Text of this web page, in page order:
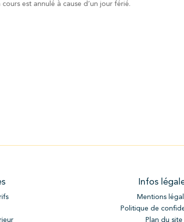
est annulé à cause d’un jour férié.
Infos
Mentions
Politique de
Plan du site